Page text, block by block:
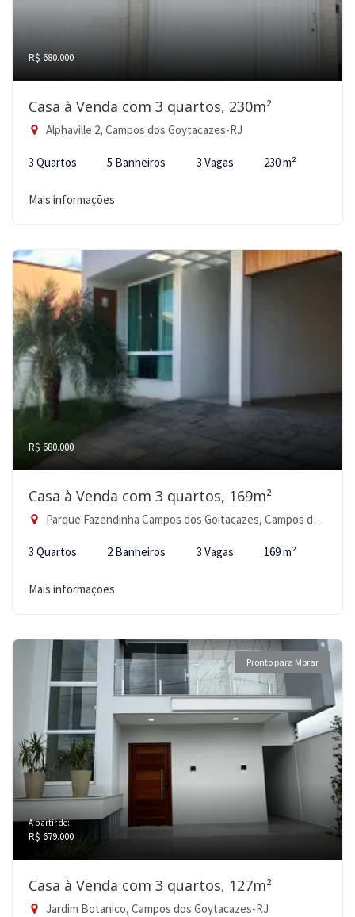
R$ 680.000
Casa à Venda com 3 quartos, 230m²
Alphaville 2, Campos dos Goytacazes-RJ
3 Quartos 5 Banheiros 3 Vagas 230 m²
Mais informações
R$ 680.000
Casa à Venda com 3 quartos, 169m²
Parque Fazendinha Campos dos Goitacazes, Campos dos Goytacazes-RJ
3 Quartos 2 Banheiros 3 Vagas 169 m²
Mais informações
Pronto para Morar
A partir de:
R$ 679.000
Casa à Venda com 3 quartos, 127m²
Jardim Botanico, Campos dos Goytacazes-RJ